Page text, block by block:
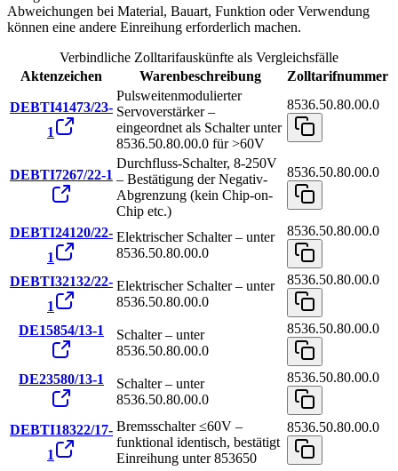
Abweichungen bei Material, Bauart, Funktion oder Verwendung
können eine andere Einreihung erforderlich machen.
Verbindliche Zolltarifauskünfte als Vergleichsfälle
Aktenzeichen
Warenbeschreibung Zolltarifnummer
DEBTI41473/23-
1
Pulsweitenmodulierter
Servoverstärker –
eingeordnet als Schalter unter
8536.50.80.00.0 für >60V
8536.50.80.00.0
DEBTI7267/22-1
Durchfluss-Schalter, 8-250V
– Bestätigung der Negativ-
Abgrenzung (kein Chip-on-
Chip etc.)
8536.50.80.00.0
DEBTI24120/22-
1
Elektrischer Schalter – unter
8536.50.80.00.0
8536.50.80.00.0
DEBTI32132/22-
1
Elektrischer Schalter – unter
8536.50.80.00.0
8536.50.80.00.0
DE15854/13-1
Schalter – unter
8536.50.80.00.0
8536.50.80.00.0
DE23580/13-1
Schalter – unter
8536.50.80.00.0
8536.50.80.00.0
DEBTI18322/17-
1
Bremsschalter ≤60V –
funktional identisch, bestätigt
Einreihung unter 853650
8536.50.80.00.0